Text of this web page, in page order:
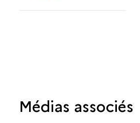
Médias associés